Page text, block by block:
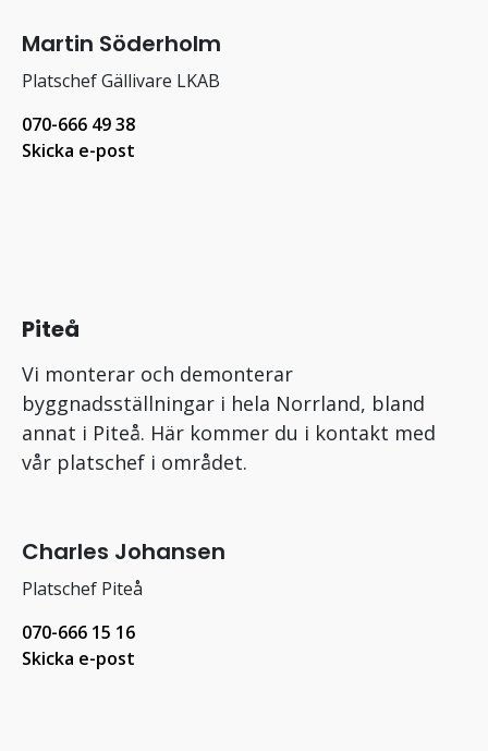
Martin Söderholm
Platschef Gällivare LKAB
070-666 49 38
Skicka e-post
Piteå
Vi monterar och demonterar
byggnadsställningar i hela Norrland, bland
annat i Piteå. Här kommer du i kontakt med
vår platschef i området.
Charles Johansen
Platschef Piteå
070-666 15 16
Skicka e-post